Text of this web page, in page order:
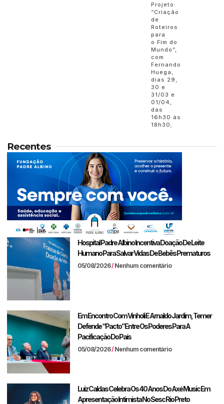
Projeto:
“Criação
de
Roteiros
para
o Fim do
Mundo”,
com
Fernando
Huega,
dias 29,
30 e
31/03 e
01/04,
das
16h30 às
18h30;
Recentes
Hospital Padre Albino Incentiva Doação De Leite
Humano Para Salvar Vidas De Bebês Prematuros
05/08/2026 Nenhum comentário
Em Encontro Com Vinholi E Arnaldo Jardim, Temer
Defende “pacto” Entre Os Poderes Para A
Pacificação Do País
05/08/2026 Nenhum comentário
Luiz Caldas Celebra Os 40 Anos Do Axé Music Em
Apresentação Intimista No Sesc Rio Preto